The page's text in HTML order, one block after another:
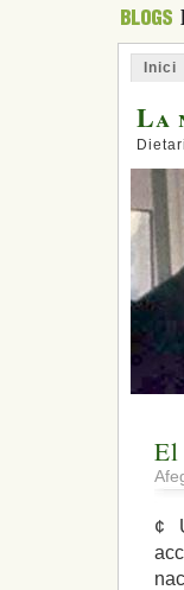
Inici
La
El
¢